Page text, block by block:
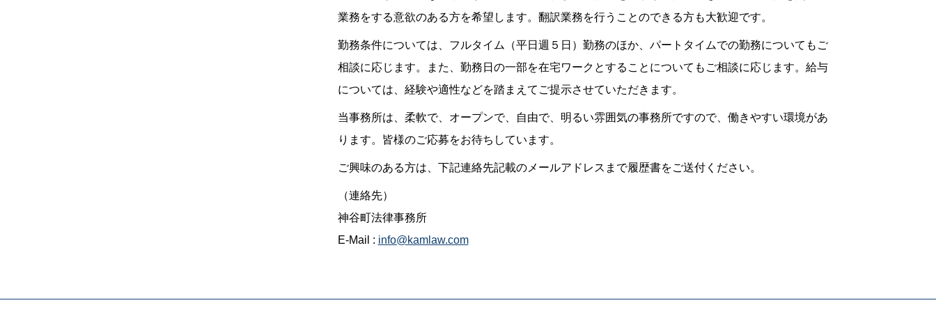
業務をする意欲のある方を希望します。翻訳業務を行うことのできる方も大歓迎です。
勤務条件については、フルタイム（平日週５日）勤務のほか、パートタイムでの勤務についてもご
相談に応じます。また、勤務日の一部を在宅ワークとすることについてもご相談に応じます。給与
については、経験や適性などを踏まえてご提示させていただきます。
当事務所は、柔軟で、オープンで、自由で、明るい雰囲気の事務所ですので、働きやすい環境があ
ります。皆様のご応募をお待ちしています。
ご興味のある方は、下記連絡先記載のメールアドレスまで履歴書をご送付ください。
（連絡先）
神谷町法律事務所
E-Mail : info@kamlaw.com